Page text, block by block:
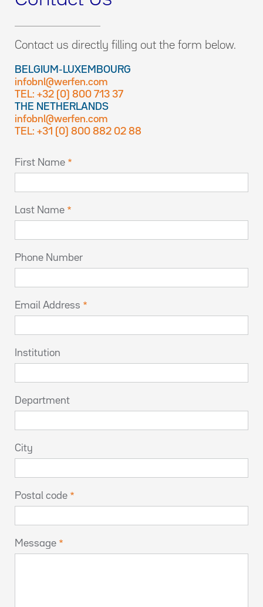
Contact us directly filling out the form below.
BELGIUM-LUXEMBOURG
infobnl@werfen.com
TEL: +32 (0) 800 713 37
THE NETHERLANDS
infobnl@werfen.com
TEL: +31 (0) 800 882 02 88
First Name
Last Name
Phone Number
Email Address
Institution
Department
City
Postal code
Message